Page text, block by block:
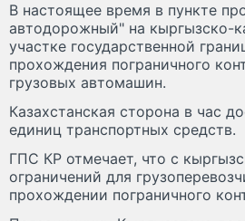
В настоящее время в пункте
автодорожный" на кыргызско-
участке государственной
прохождения пограничного
грузовых автомашин.
Казахстанская сторона в час
единиц транспортных средств.
ГПС КР отмечает, что с
ограничений для
прохождении пограничного